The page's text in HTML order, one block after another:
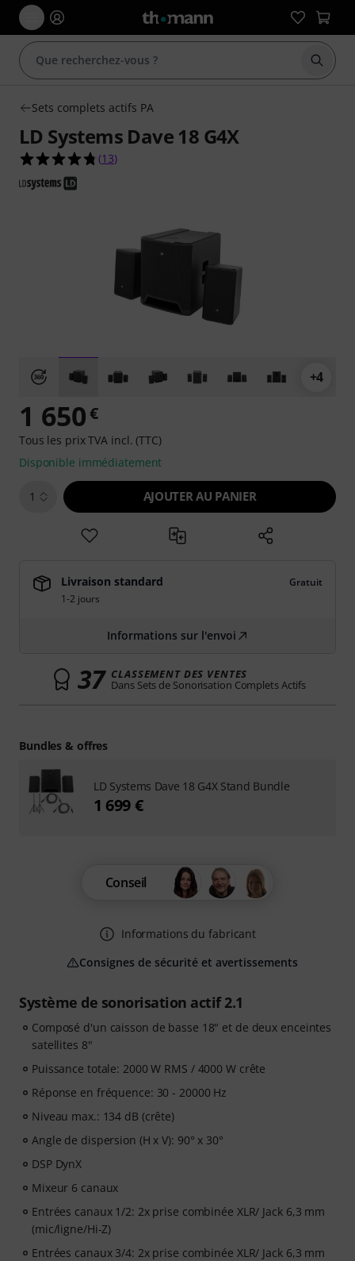
Sets complets actifs PA
LD Systems Dave 18 G4X
4.8 étoiles sur 5 d'après 13 évaluations clients
(13)
+4
Système de sonorisation actif 2.1
Composé d'un caisson de basse 18" et de deux enceintes
satellites 8"
Puissance totale: 2000 W RMS / 4000 W crête
Réponse en fréquence: 30 - 20000 Hz
Niveau max.: 134 dB (crête)
Angle de dispersion (H x V): 90° x 30°
DSP DynX
Mixeur 6 canaux
Entrées canaux 1/2: 2x prise combinée XLR/ Jack 6,3 mm
(mic/ligne/Hi-Z)
Entrées canaux 3/4: 2x prise combinée XLR/ Jack 6,3 mm
1 650€
Tous les prix TVA incl. (TTC)
Disponible immédiatement
1 AJOUTER AU PANIER
Livraison standard
Gratuit
1-2 jours
Informations sur l'envoi
37 CLASSEMENT DES VENTES
Dans Sets de Sonorisation Complets Actifs
Conseil
Informations du fabricant
Consignes de sécurité et avertissements
Bundles & offres
LD Systems Dave 18 G4X Stand Bundle
1 699 €